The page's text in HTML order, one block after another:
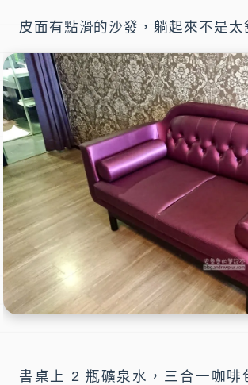
皮面有點滑的沙發，躺起來不是太
書桌上 2 瓶礦泉水，三合一咖啡